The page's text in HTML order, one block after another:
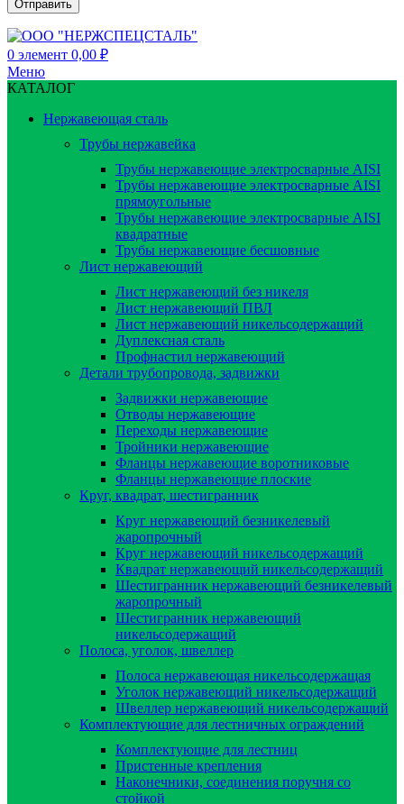
0 элемент 0,00 ₽
Меню
КАТАЛОГ
Нержавеющая сталь
Трубы нержавейка
Трубы нержавеющие электросварные AISI
Трубы нержавеющие электросварные AISI
прямоугольные
Трубы нержавеющие электросварные AISI
квадратные
Трубы нержавеющие бесшовные
Лист нержавеющий
Лист нержавеющий без никеля
Лист нержавеющий ПВЛ
Лист нержавеющий никельсодержащий
Дуплексная сталь
Профнастил нержавеющий
Детали трубопровода, задвижки
Задвижки нержавеющие
Отводы нержавеющие
Переходы нержавеющие
Тройники нержавеющие
Фланцы нержавеющие воротниковые
Фланцы нержавеющие плоские
Круг, квадрат, шестигранник
Круг нержавеющий безникелевый
жаропрочный
Круг нержавеющий никельсодержащий
Квадрат нержавеющий никельсодержащий
Шестигранник нержавеющий безникелевый
жаропрочный
Шестигранник нержавеющий
никельсодержащий
Полоса, уголок, швеллер
Полоса нержавеющая никельсодержащая
Уголок нержавеющий никельсодержащий
Швеллер нержавеющий никельсодержащий
Комплектующие для лестничных ограждений
Комплектующие для лестниц
Пристенные крепления
Наконечники, соединения поручня со
стойкой